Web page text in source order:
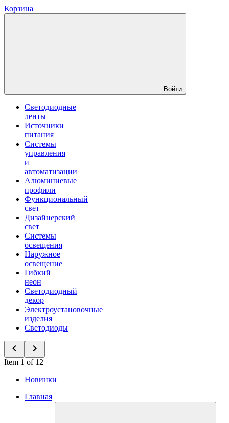
Корзина
Войти
Светодиодные
ленты
Источники
питания
Системы
управления
и
автоматизации
Алюминиевые
профили
Функциональный
свет
Дизайнерский
свет
Системы
освещения
Наружное
освещение
Гибкий
неон
Светодиодный
декор
Электроустановочные
изделия
Светодиоды
Item 1 of 12
Новинки
Главная